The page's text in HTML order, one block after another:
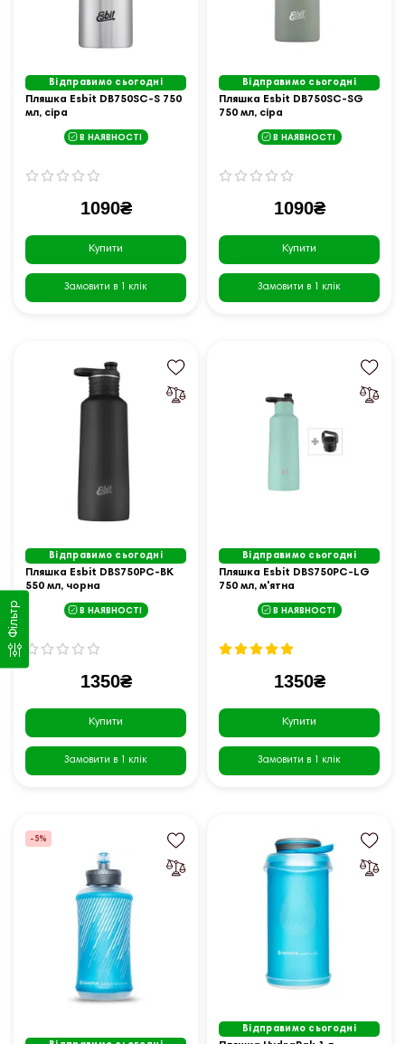
Фільтр
Відправимо сьогодні
Пляшка Esbit DB750SC-S 750
мл, сіра
В НАЯВНОСТІ
1090₴
Купити
Замовити в 1 клік
Відправимо сьогодні
Пляшка Esbit DB750SC-SG
750 мл, сіра
В НАЯВНОСТІ
1090₴
Купити
Замовити в 1 клік
Відправимо сьогодні
Пляшка Esbit DBS750PC-BK
550 мл, чорна
В НАЯВНОСТІ
1350₴
Купити
Замовити в 1 клік
Відправимо сьогодні
Пляшка Esbit DBS750PC-LG
750 мл, м'ятна
В НАЯВНОСТІ
1350₴
Купити
Замовити в 1 клік
-5%
Відправимо сьогодні